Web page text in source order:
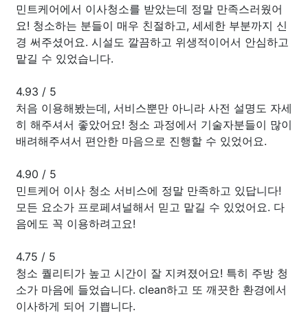
민트케어에서 이사청소를 받았는데 정말 만족스러웠어
요! 청소하는 분들이 매우 친절하고, 세세한 부분까지 신
경 써주셨어요. 시설도 깔끔하고 위생적이어서 안심하고
맡길 수 있었습니다.
4.93 / 5
처음 이용해봤는데, 서비스뿐만 아니라 사전 설명도 자세
히 해주셔서 좋았어요! 청소 과정에서 기술자분들이 많이
배려해주셔서 편안한 마음으로 진행할 수 있었어요.
4.90 / 5
민트케어 이사 청소 서비스에 정말 만족하고 있답니다!
모든 요소가 프로페셔널해서 믿고 맡길 수 있었어요. 다
음에도 꼭 이용하려고요!
4.75 / 5
청소 퀄리티가 높고 시간이 잘 지켜졌어요! 특히 주방 청
소가 마음에 들었습니다. clean하고 또 깨끗한 환경에서
이사하게 되어 기쁩니다.